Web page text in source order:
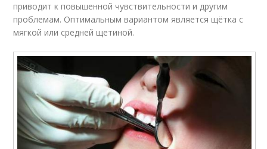
приводит к повышенной чувствительности и другим
проблемам. Оптимальным вариантом является щётка с
мягкой или средней щетиной.